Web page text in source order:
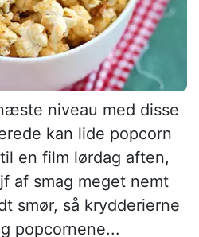
niveau med disse
kan lide popcorn
en film lørdag aften,
af smag meget nemt
smør, så krydderierne
popcornene...